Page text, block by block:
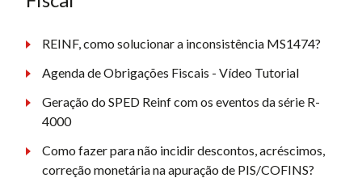
REINF, como solucionar a inconsistência MS1474?
Agenda de Obrigações Fiscais - Vídeo Tutorial
Geração do SPED Reinf com os eventos da série R-
4000
Como fazer para não incidir descontos, acréscimos,
correção monetária na apuração de PIS/COFINS?